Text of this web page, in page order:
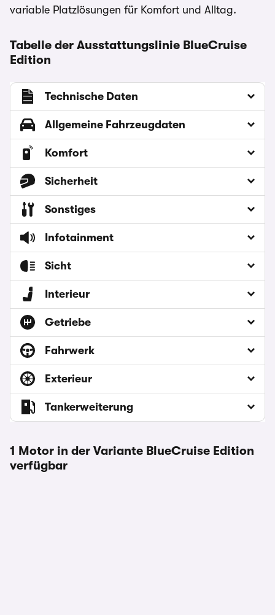
variable Platzlösungen für Komfort und Alltag.
Tabelle der Ausstattungslinie BlueCruise
Edition
Technische Daten
Allgemeine Fahrzeugdaten
Komfort
Sicherheit
Sonstiges
Infotainment
Sicht
Interieur
Getriebe
Fahrwerk
Exterieur
Tankerweiterung
1 Motor in der Variante BlueCruise Edition
verfügbar